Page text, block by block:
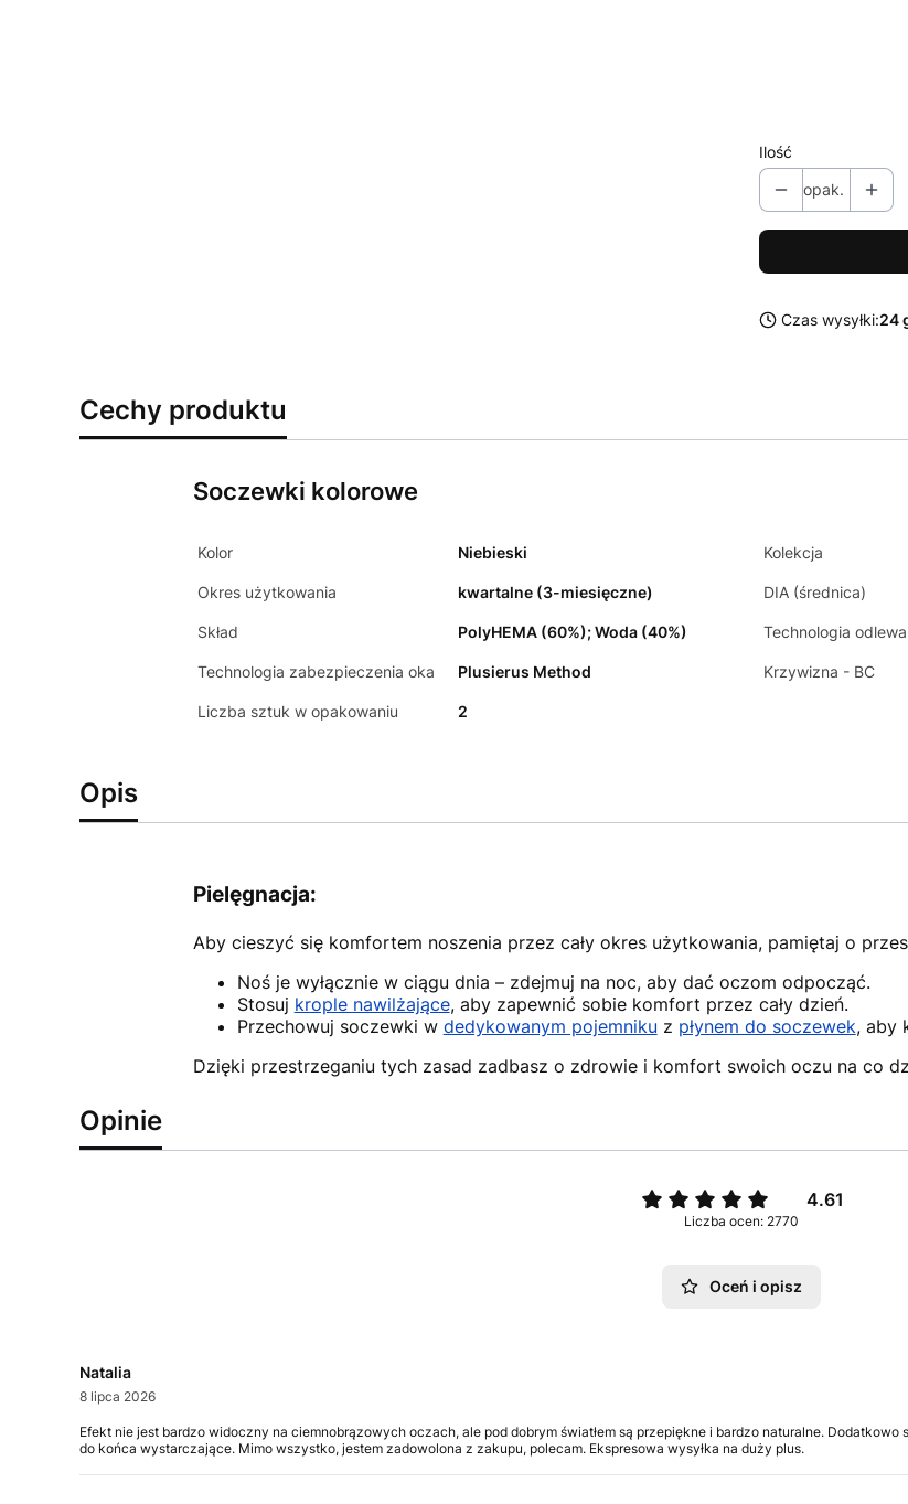
Ilość
opak.
Czas wysyłki:24
Cechy produktu
Soczewki kolorowe
Kolor Niebieski Kolekcja
Okres użytkowania kwartalne (3-miesięczne) DIA (średnica)
Skład PolyHEMA (60%); Woda (40%) Technologia
Technologia zabezpieczenia oka Plusierus Method Krzywizna - BC
Liczba sztuk w opakowaniu 2
Opis
Pielęgnacja:
Aby cieszyć się komfortem noszenia przez cały okres użytkowania, pamiętaj o
Noś je wyłącznie w ciągu dnia – zdejmuj na noc, aby dać oczom odpocząć.
Stosuj krople nawilżające, aby zapewnić sobie komfort przez cały dzień.
Przechowuj soczewki w dedykowanym pojemniku z płynem do soczewek, aby
Dzięki przestrzeganiu tych zasad zadbasz o zdrowie i komfort swoich oczu na co
Opinie
4.61
Liczba ocen: 2770
Oceń i opisz
Natalia
8 lipca 2026
Efekt nie jest bardzo widoczny na ciemnobrązowych oczach, ale pod dobrym światłem są przepiękne i bardzo naturalne.
do końca wystarczające. Mimo wszystko, jestem zadowolona z zakupu, polecam. Ekspresowa wysyłka na duży plus.